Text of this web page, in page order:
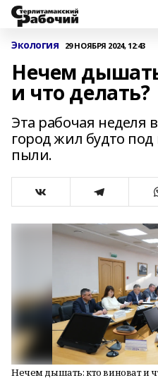
Экология 29 НОЯБРЯ 2024, 12:43
Нечем
и что делать?
Эта рабочая неделя
город жил будто под
пыли.
Нечем дышать: кто виноват и